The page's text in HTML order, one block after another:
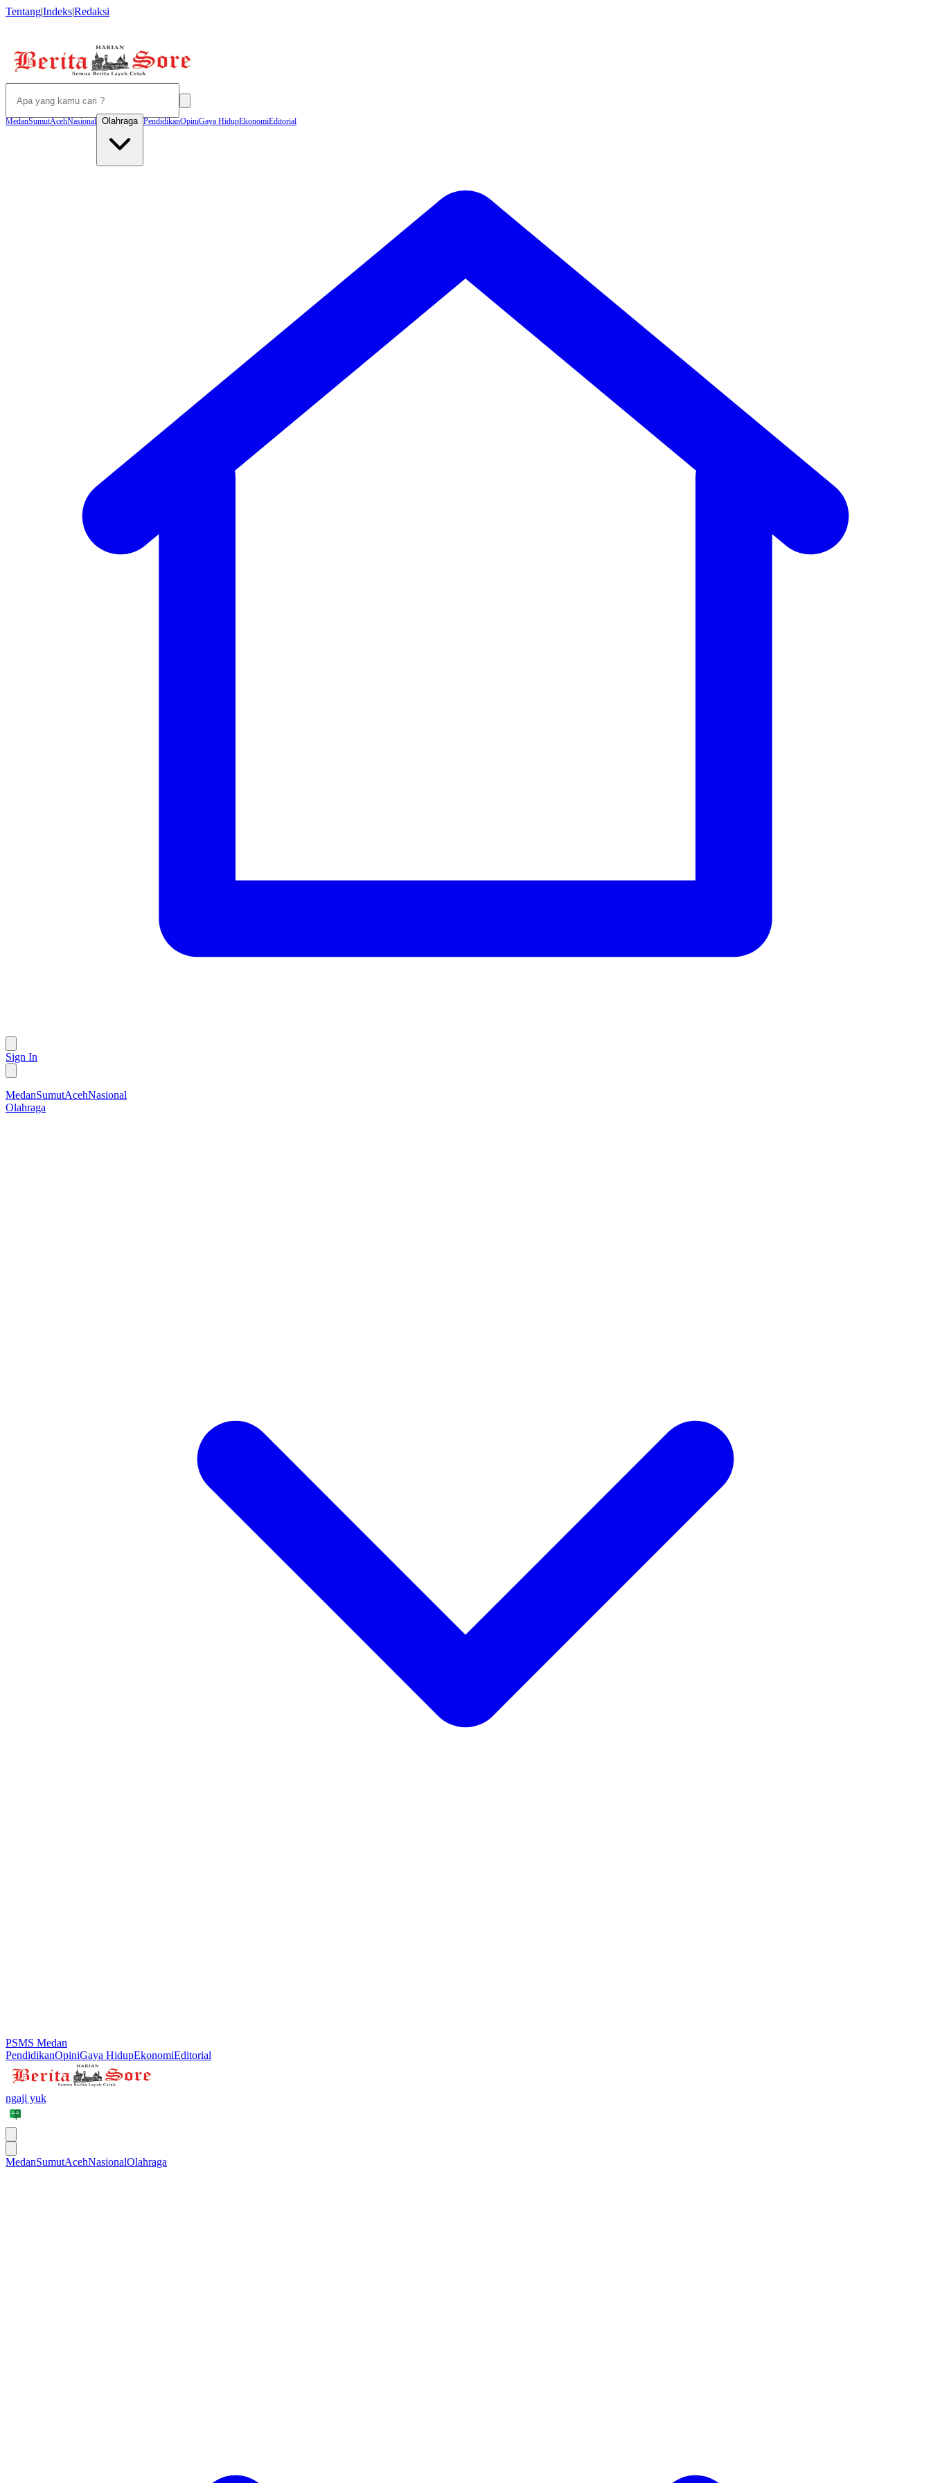
Tentang|Indeks|Redaksi
MedanSumutAcehNasional Olahraga PendidikanOpiniGaya HidupEkonomiEditorial
Sign In
MedanSumutAcehNasional
Olahraga
PSMS Medan
PendidikanOpiniGaya HidupEkonomiEditorial
ngaji yuk
MedanSumutAcehNasionalOlahraga